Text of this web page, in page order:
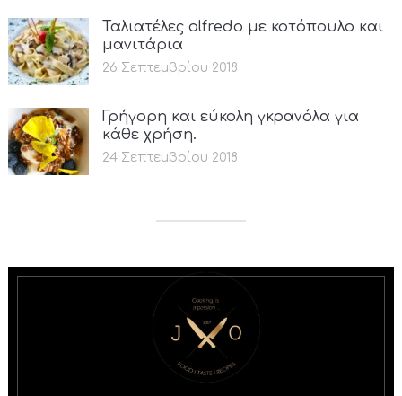
Ταλιατέλες alfredo με κοτόπουλο και
μανιτάρια
26 Σεπτεμβρίου 2018
Γρήγορη και εύκολη γκρανόλα για
κάθε χρήση.
24 Σεπτεμβρίου 2018